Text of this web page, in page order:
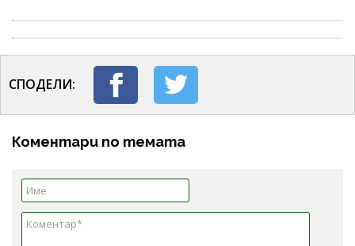
СПОДЕЛИ:
Коментари по темата